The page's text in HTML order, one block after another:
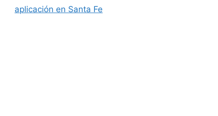
aplicación en Santa Fe